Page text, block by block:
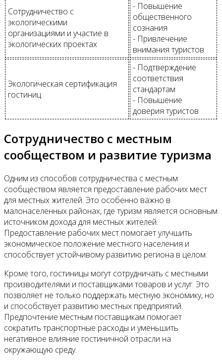
Сотрудничество с
экологическими
организациями и участие в
экологических проектах
- Повышение
общественного
сознания
- Привлечение
внимания туристов
Экологическая сертификация
гостиниц
- Подтверждение
соответствия
стандартам
- Повышение
доверия туристов
Сотрудничество с местным
сообществом и развитие туризма
Одним из способов сотрудничества с местным
сообществом является предоставление рабочих мест
для местных жителей. Это особенно важно в
малонаселенных районах, где туризм является основным
источником дохода для местных жителей.
Предоставление рабочих мест помогает улучшить
экономическое положение местного населения и
способствует устойчивому развитию региона в целом.
Кроме того, гостиницы могут сотрудничать с местными
производителями и поставщиками товаров и услуг. Это
позволяет не только поддержать местную экономику, но
и способствует развитию местных предприятий.
Предпочтение местным поставщикам помогает
сократить транспортные расходы и уменьшить
негативное влияние гостиничной отрасли на
окружающую среду.